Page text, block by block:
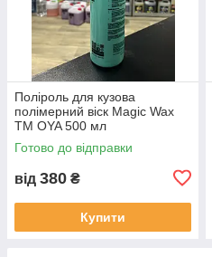
Поліроль для кузова
полімерний віск Magic Wax
TM OYA 500 мл
Готово до відправки
від 380 ₴
Купити